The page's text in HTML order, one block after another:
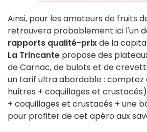
Ainsi, pour les amateurs de fruits
retrouvera probablement ici l'un
rapports qualité-prixde la
La Trincante propose des
de Carnac, de bulots et de
un tarif ultra abordable :
huîtres + coquillages et
+ coquillages et crustacés + une
pour profiter de cet apéro aux